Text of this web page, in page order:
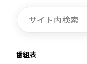
番組表